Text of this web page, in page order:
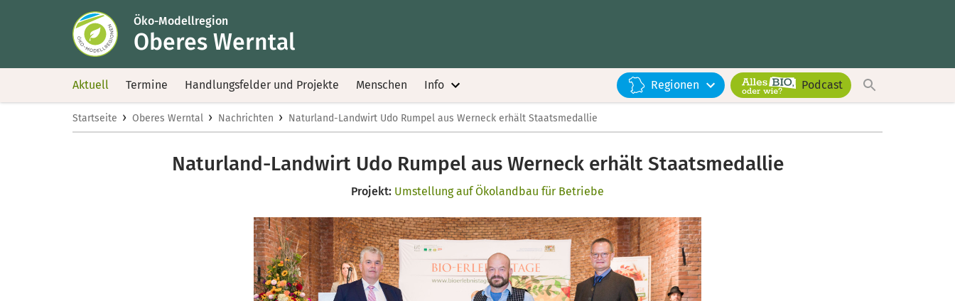
Öko-Modellregion
Oberes Werntal
Aktuell Termine Handlungsfelder und Projekte Menschen Info Regionen Podcast
Startseite › Oberes Werntal › Nachrichten › Naturland-Landwirt Udo Rumpel aus Werneck erhält Staatsmedallie
Naturland-Landwirt Udo Rumpel aus Werneck erhält Staatsmedallie
Projekt: Umstellung auf Ökolandbau für Betriebe